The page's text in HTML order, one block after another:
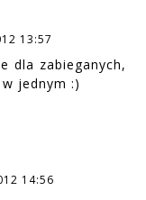
13:57
dla zabieganych,
jednym :)
14:56